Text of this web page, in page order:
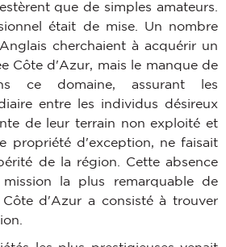
que de simples amateurs.
était de mise. Un nombre
cherchaient à acquérir un
Côte d'Azur, mais le manque de
ce domaine, assurant les
entre les individus désireux
de leur terrain non exploité et
propriété d'exception, ne faisait
de la région. Cette absence
la plus remarquable de
d'Azur a consisté à trouver